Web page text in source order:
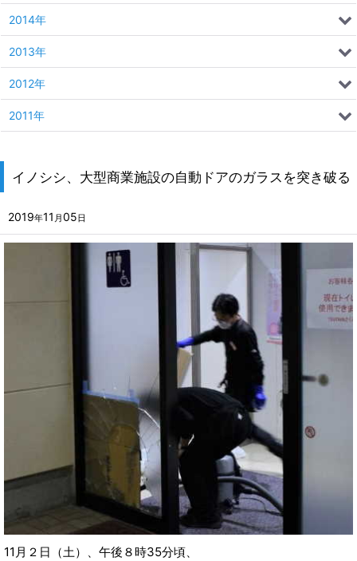
イノシシ、大型商業施設の自動ドアのガラスを突き破る
2019年11 月05日
11月２日（土）、午後８時35分頃、
2014年
2013年
2012年
2011年